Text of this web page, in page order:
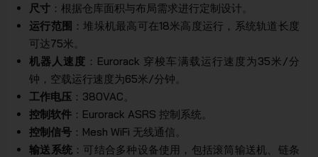
尺寸 ：根据仓库面积与布局需求进行定制设计。
运行范围 ：堆垛机最高可在18米高度运行，系统轨道长度
可达75米。
机器人速度 ：Eurorack 穿梭车满载运行速度为35米/分
钟，空载运行速度为65米/分钟。
工作电压 ：380VAC。
控制软件 ：Eurorack ASRS 控制系统。
控制信号 ：Mesh WiFi 无线通信。
输送系统 ：可结合多种设备使用，包括滚筒输送机、链条